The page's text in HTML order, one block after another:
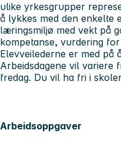
ulike yrkesgrupper
å lykkes med den enkelte
læringsmiljø med vekt på
kompetanse, vurdering
Elevveilederne er med på
Arbeidsdagene vil variere
fredag. Du vil ha fri i
Arbeidsoppgaver